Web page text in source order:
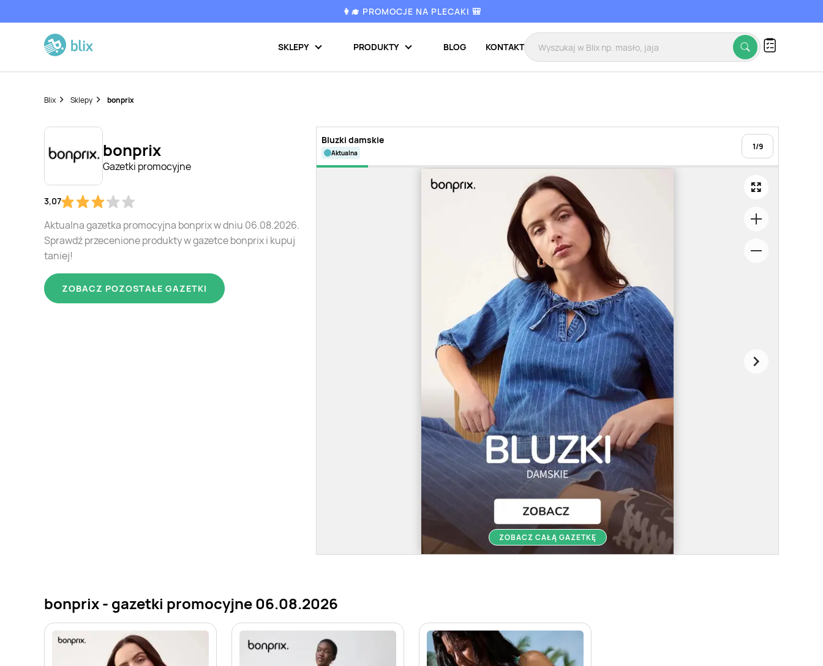
👩‍🎓 PROMOCJE NA PLECAKI 🎒
SKLEPY PRODUKTY BLOG KONTAKT
Blix Sklepy bonprix
bonprix
Gazetki promocyjne
3,07
Aktualna gazetka promocyjna bonprix w dniu 06.08.2026.
Sprawdź przecenione produkty w gazetce bonprix i kupuj
taniej!
ZOBACZ POZOSTAŁE GAZETKI
Bluzki damskie
aktualna
1/9
ZOBACZ CAŁĄ GAZETKĘ
bonprix - gazetki promocyjne 06.08.2026